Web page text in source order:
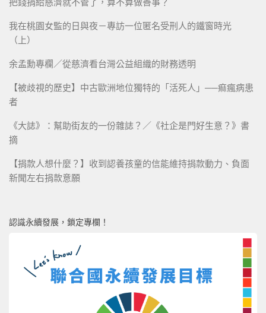
把錢捐給慈濟就不管了，算不算做善事？
我在桃園女監的日與夜－專訪一位匿名受刑人的鐵窗時光
（上）
余孟勳專欄／從慈濟看台灣公益組織的財務透明
【被歧視的歷史】中古歐洲地位獨特的「活死人」──痲瘋病患
者
《大誌》：幫助街友的一份雜誌？／《社企是門好生意？》書
摘
【捐款人想什麼？】收到認養孩童的信能維持捐款動力、負面
新聞左右捐款意願
認識永續發展，鎖定專欄！